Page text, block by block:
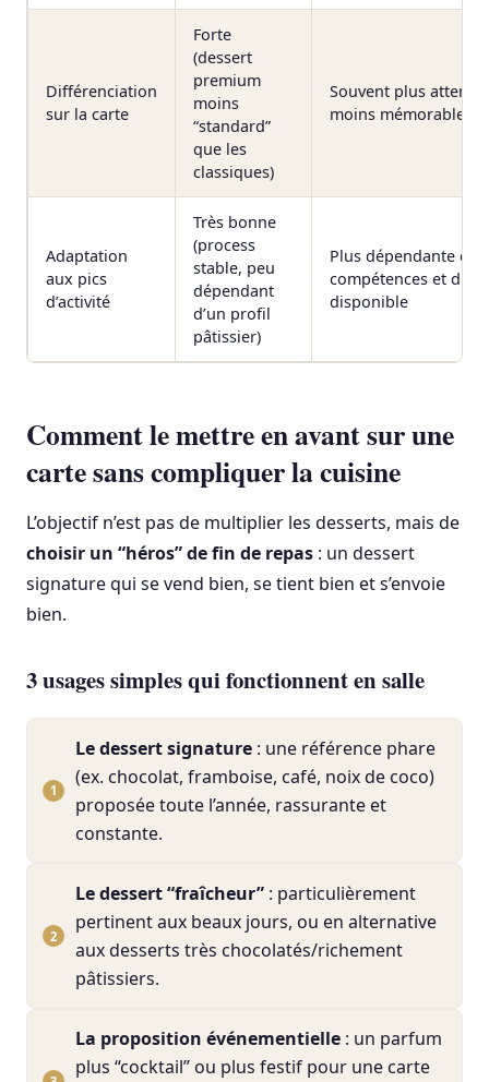
Différenciation
sur la carte
Forte
(dessert
premium
moins
“standard”
que les
classiques)
Souvent plus
moins mémorable
Adaptation
aux pics
d’activité
Très bonne
(process
stable, peu
dépendant
d’un profil
pâtissier)
Plus dépendante des
compétences et du
disponible
Comment le mettre en avant sur une
carte sans compliquer la cuisine
L’objectif n’est pas de multiplier les desserts, mais de
choisir un “héros” de fin de repas : un dessert
signature qui se vend bien, se tient bien et s’envoie
bien.
3 usages simples qui fonctionnent en salle
Le dessert signature : une référence phare
(ex. chocolat, framboise, café, noix de coco)
proposée toute l’année, rassurante et
constante.
Le dessert “fraîcheur” : particulièrement
pertinent aux beaux jours, ou en alternative
aux desserts très chocolatés/richement
pâtissiers.
La proposition événementielle : un parfum
plus “cocktail” ou plus festif pour une carte